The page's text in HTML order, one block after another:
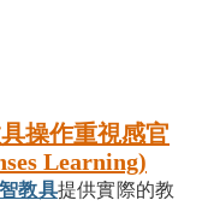
操作重視感官
Learning)
教具提供實際的教